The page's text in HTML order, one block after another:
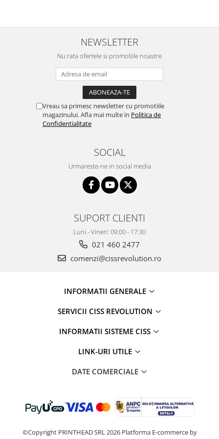
NEWSLETTER
Nu rata ofertele si promotiile noastre
Vreau sa primesc newsletter cu promotiile
magazinului. Afla mai multe in Politica de
Confidentialitate
SOCIAL
Urmareste-ne in social media
SUPORT CLIENTI
Luni - Vineri: 09:00 - 17:30
021 460 2477
comenzi@cissrevolution.ro
INFORMATII GENERALE
SERVICII CISS REVOLUTION
INFORMATII SISTEME CISS
LINK-URI UTILE
DATE COMERCIALE
©Copyright PRINTHEAD SRL 2026 Platforma E-commerce by